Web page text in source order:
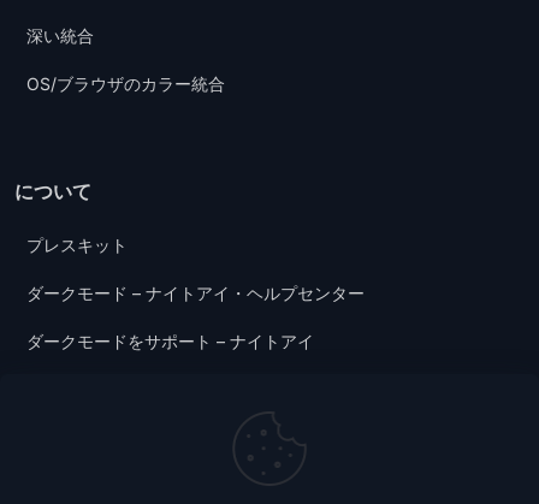
深い統合
OS/ブラウザのカラー統合
について
プレスキット
ダークモード – ナイトアイ・ヘルプセンター
ダークモードをサポート – ナイトアイ